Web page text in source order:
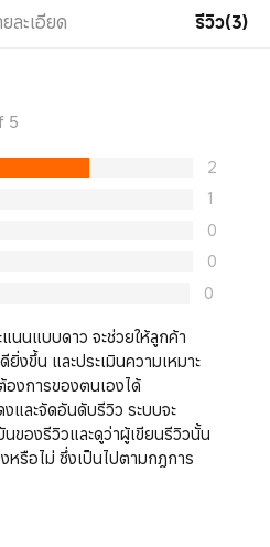
ยละเอียด รีวิว(3)
5
2
1
0
0
0
นนแบบดาว จะช่วยให้ลูกค้า
ขึ้น และประเมินความเหมาะ
งการของตนเองได้
และจัดอันดับรีวิว ระบบจะ
ของรีวิวและดูว่าผู้เขียนรีวิวนั้น
หรือไม่ ซึ่งเป็นไปตามกฎการ